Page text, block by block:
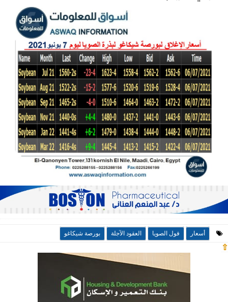
أسعار فول الصويا العقود الآجلة بورصة شيكاغو
⇧